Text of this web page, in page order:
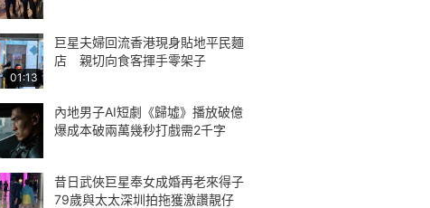
01:13
巨星夫婦回流香港現身貼地平民麵
店 親切向食客揮手零架子
內地男子AI短劇《歸墟》播放破億
爆成本破兩萬幾秒打戲需2千字
昔日武俠巨星奉女成婚再老來得子
79歲與太太深圳拍拖獲激讚靚仔